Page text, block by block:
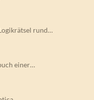
rund…
einer…